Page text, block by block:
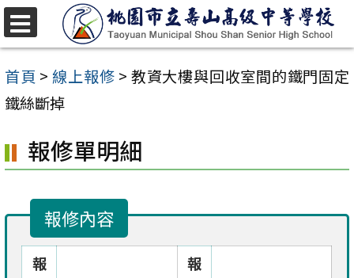
跳
至
主
要
容
區
首頁 >線上報修 > 教資大樓與回收室間的鐵門固定
鐵絲斷掉
報修單明細
報修內容
報
報
選
單